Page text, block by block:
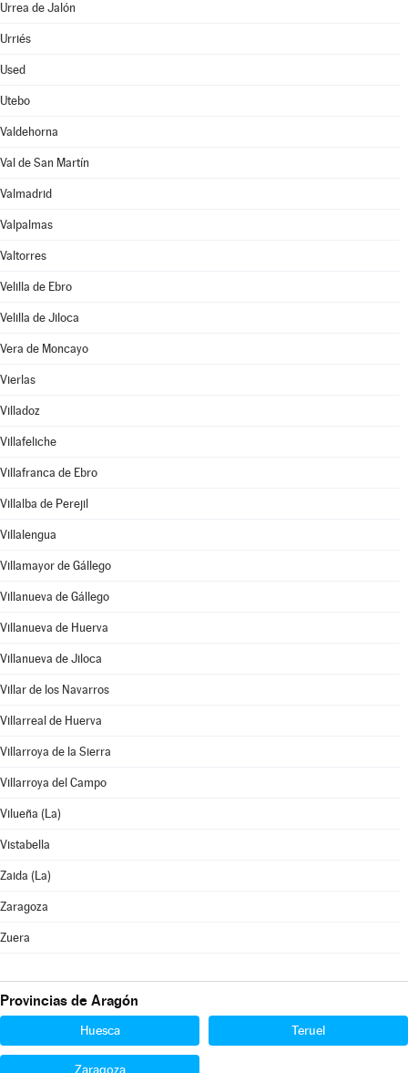
Urrea de Jalón
Urriés
Used
Utebo
Valdehorna
Val de San Martín
Valmadrid
Valpalmas
Valtorres
Velilla de Ebro
Velilla de Jiloca
Vera de Moncayo
Vierlas
Villadoz
Villafeliche
Villafranca de Ebro
Villalba de Perejil
Villalengua
Villamayor de Gállego
Villanueva de Gállego
Villanueva de Huerva
Villanueva de Jiloca
Villar de los Navarros
Villarreal de Huerva
Villarroya de la Sierra
Villarroya del Campo
Vilueña (La)
Vistabella
Zaida (La)
Zaragoza
Zuera
Provincias de Aragón
Huesca Teruel
Zaragoza